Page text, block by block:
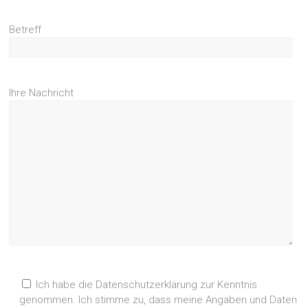
Betreff
Ihre Nachricht
Ich habe die Datenschutzerklärung zur Kenntnis
genommen. Ich stimme zu, dass meine Angaben und Daten